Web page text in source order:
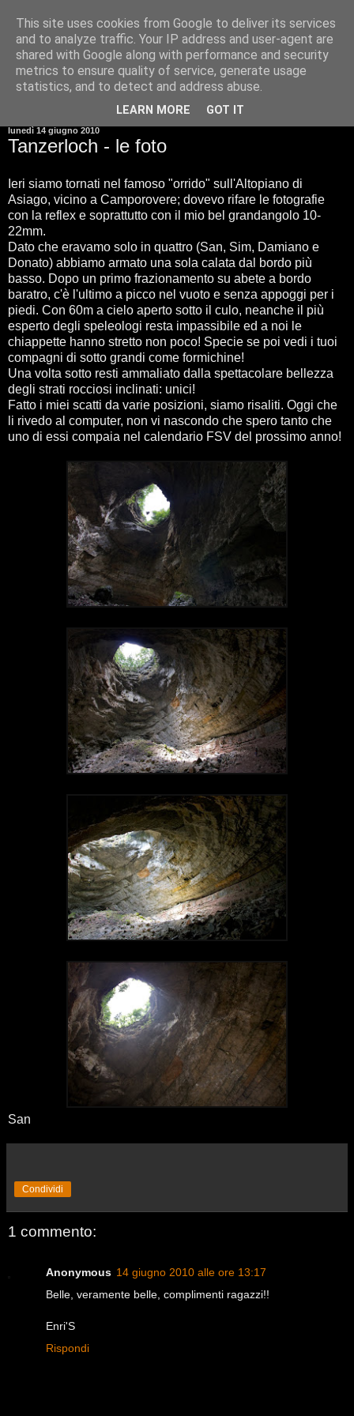
lunedì 14 giugno 2010
Tanzerloch - le foto
Ieri siamo tornati nel famoso "orrido" sull'Altopiano di
Asiago, vicino a Camporovere; dovevo rifare le fotografie
con la reflex e soprattutto con il mio bel grandangolo 10-
22mm.
Dato che eravamo solo in quattro (San, Sim, Damiano e
Donato) abbiamo armato una sola calata dal bordo più
basso. Dopo un primo frazionamento su abete a bordo
baratro, c'è l'ultimo a picco nel vuoto e senza appoggi per i
piedi. Con 60m a cielo aperto sotto il culo, neanche il più
esperto degli speleologi resta impassibile ed a noi le
chiappette hanno stretto non poco! Specie se poi vedi i tuoi
compagni di sotto grandi come formichine!
Una volta sotto resti ammaliato dalla spettacolare bellezza
degli strati rocciosi inclinati: unici!
Fatto i miei scatti da varie posizioni, siamo risaliti. Oggi che
li rivedo al computer, non vi nascondo che spero tanto che
uno di essi compaia nel calendario FSV del prossimo anno!
San
Condividi
1 commento:
Anonymous 14 giugno 2010 alle ore 13:17
Belle, veramente belle, complimenti ragazzi!!
Enri'S
Rispondi
This site uses cookies from Google to deliver its services
and to analyze traffic. Your IP address and user-agent are
shared with Google along with performance and security
metrics to ensure quality of service, generate usage
statistics, and to detect and address abuse.
LEARN MORE GOT IT